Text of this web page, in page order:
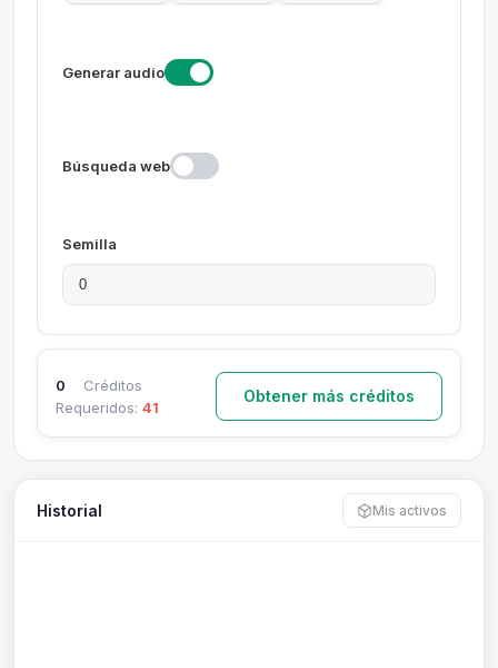
Generar audio
Búsqueda web
Semilla
0
Créditos
Requeridos: 41
Obtener más créditos
Historial Mis activos